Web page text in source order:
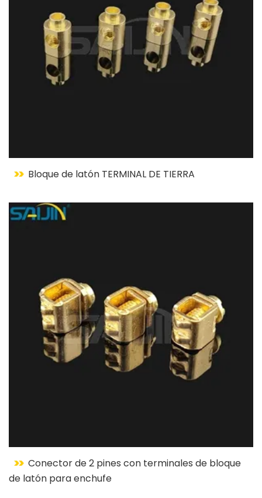
Bloque de latón TERMINAL DE TIERRA
Conector de 2 pines con terminales de bloque
de latón para enchufe